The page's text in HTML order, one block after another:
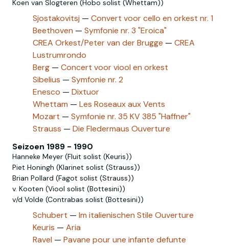
Koen van Slogteren (Hobo‎ solist‎‎ (Whettam))
Sjostakovitsj — Convert voor cello en orkest nr. 1
Beethoven — Symfonie nr. 3 "Eroica"
CREA Orkest/Peter van der Brugge — CREA
Lustrumrondo
Berg — Concert voor viool en orkest
Sibelius — Symfonie nr. 2
Enesco — Dixtuor
Whettam — Les Roseaux aux Vents
Mozart — Symfonie nr. 35 KV 385 "Haffner"
Strauss — Die Fledermaus Ouverture
Seizoen 1989 - 1990
Hanneke Meyer (Fluit solist (Keuris))
Piet Honingh (Klarinet solist (Strauss))
Brian Pollard (Fagot solist (Strauss))
v. Kooten (Viool solist (Bottesini))
v/d Volde (Contrabas solist (Bottesini))
Schubert — Im italienischen Stile Ouverture
Keuris — Aria
Ravel — Pavane pour une infante defunte